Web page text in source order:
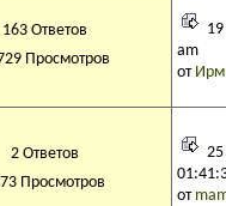
163 Ответов
Просмотров
am
от
2 Ответов
Просмотров
от